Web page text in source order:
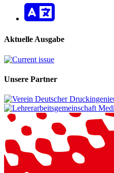
Aktuelle Ausgabe
Unsere Partner